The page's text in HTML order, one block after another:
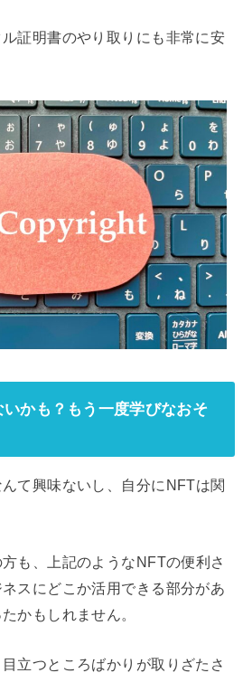
証明書のやり取りにも非常に安
かも？もう一度学びなおそ
て興味ないし、自分にNFTは関
も、上記のようなNFTの便利さ
スにどこか活用できる部分があ
かもしれません。
立つところばかりが取りざたさ